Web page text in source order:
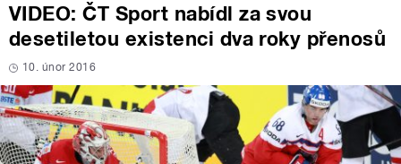
VIDEO: ČT Sport nabídl za svou
desetiletou existenci dva roky přenosů
10. únor 2016